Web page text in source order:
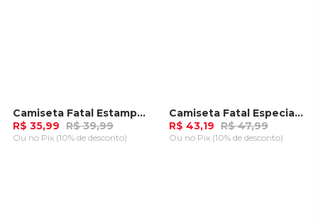
-10%
Camiseta Fatal Estampada Marrom
R$ 35,99 R$ 39,99
Ou no Pix (10% de desconto)
-10%Camiseta Fatal Especial Marrom
R$ 43,19 R$ 47,99
Ou no Pix (10% de desconto)